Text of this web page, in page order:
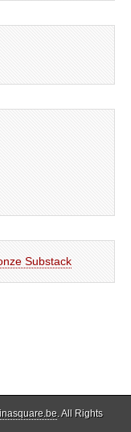
Substack
. All Rights